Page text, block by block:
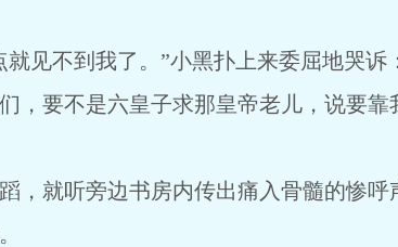
不到我了。”小黑扑上来委屈地哭诉
，要不是六皇子求那皇帝老儿，说要
就听旁边书房内传出痛入骨髓的惨呼